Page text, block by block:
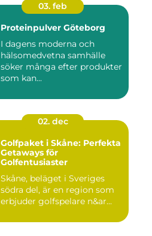
03. feb
Proteinpulver Göteborg
I dagens moderna och
hälsomedvetna samhälle
söker många efter produkter
som kan...
02. dec
Golfpaket i Skåne: Perfekta
Getaways för
Golfentusiaster
Skåne, beläget i Sveriges
södra del, är en region som
erbjuder golfspelare n&ar...